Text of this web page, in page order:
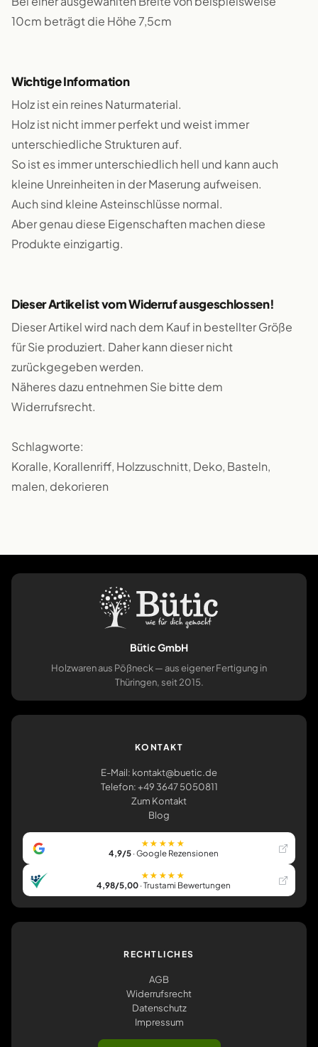
10cm beträgt die Höhe 7,5cm
Wichtige Information
Holz ist ein reines Naturmaterial.
Holz ist nicht immer perfekt und weist immer
unterschiedliche Strukturen auf.
So ist es immer unterschiedlich hell und kann auch
kleine Unreinheiten in der Maserung aufweisen.
Auch sind kleine Asteinschlüsse normal.
Aber genau diese Eigenschaften machen diese
Produkte einzigartig.
Dieser Artikel ist vom Widerruf ausgeschlossen!
Dieser Artikel wird nach dem Kauf in bestellter Größe
für Sie produziert. Daher kann dieser nicht
zurückgegeben werden.
Näheres dazu entnehmen Sie bitte dem
Widerrufsrecht.
Schlagworte:
Koralle, Korallenriff, Holzzuschnitt, Deko, Basteln,
malen, dekorieren
Bütic GmbH
Holzwaren aus Pößneck — aus eigener Fertigung in
Thüringen, seit 2015.
KONTAKT
E-Mail: kontakt@buetic.de
Telefon: +49 3647 5050811
Zum Kontakt
Blog
★★★★★
4,9/5· Google Rezensionen
★★★★★
4,98/5,00· Trustami Bewertungen
RECHTLICHES
AGB
Widerrufsrecht
Datenschutz
Impressum